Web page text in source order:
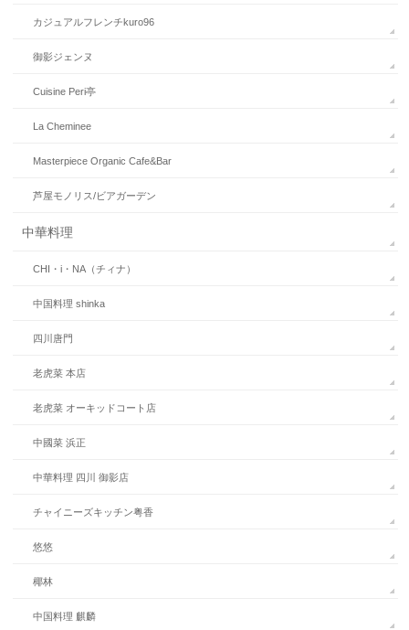
カジュアルフレンチkuro96
御影ジェンヌ
Cuisine Peri亭
La Cheminee
Masterpiece Organic Cafe&Bar
芦屋モノリス/ビアガーデン
中華料理
CHI・i・NA（チィナ）
中国料理 shinka
四川唐門
老虎菜 本店
老虎菜 オーキッドコート店
中國菜 浜正
中華料理 四川 御影店
チャイニーズキッチン粤香
悠悠
椰林
中国料理 麒麟